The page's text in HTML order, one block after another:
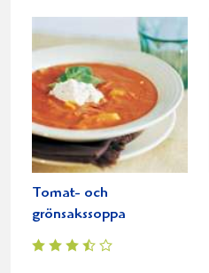
Tomat- och
grönsakssoppa